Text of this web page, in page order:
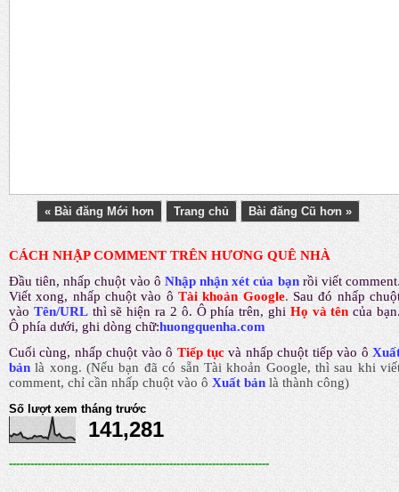
« Bài đăng Mới hơn Trang chủ Bài đăng Cũ hơn »
CÁCH NHẬP COMMENT TRÊN HƯƠNG QUÊ NHÀ
Đầu tiên, nhấp chuột vào ô Nhập nhận xét của bạn rồi viết comment
Viết xong, nhấp chuột vào ô Tài khoản Google. Sau đó nhấp
vào Tên/URL thì sẽ hiện ra 2 ô. Ô phía trên, ghi Họ và tên của
Ô phía dưới, ghi dòng chữ:huongquenha.com
Cuối cùng, nhấp chuột vào ô Tiếp tục và nhấp chuột tiếp vào ô
bản là xong.(Nếu bạn đã có sẵn Tài khoản Google, thì sau khi
comment, chỉ cần nhấp chuột vào ô Xuất bảnlà thành công)
Số lượt xem tháng trước
141,281
-------------------------------------------------------------------------